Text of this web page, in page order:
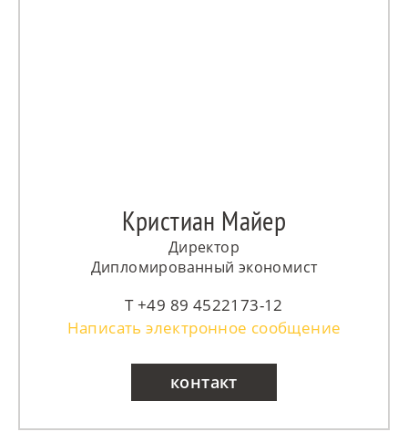
Кристиан Майер
Директор
Дипломированный экономист
+49 89 4522173-12
Написать электронное сообщение
контакт